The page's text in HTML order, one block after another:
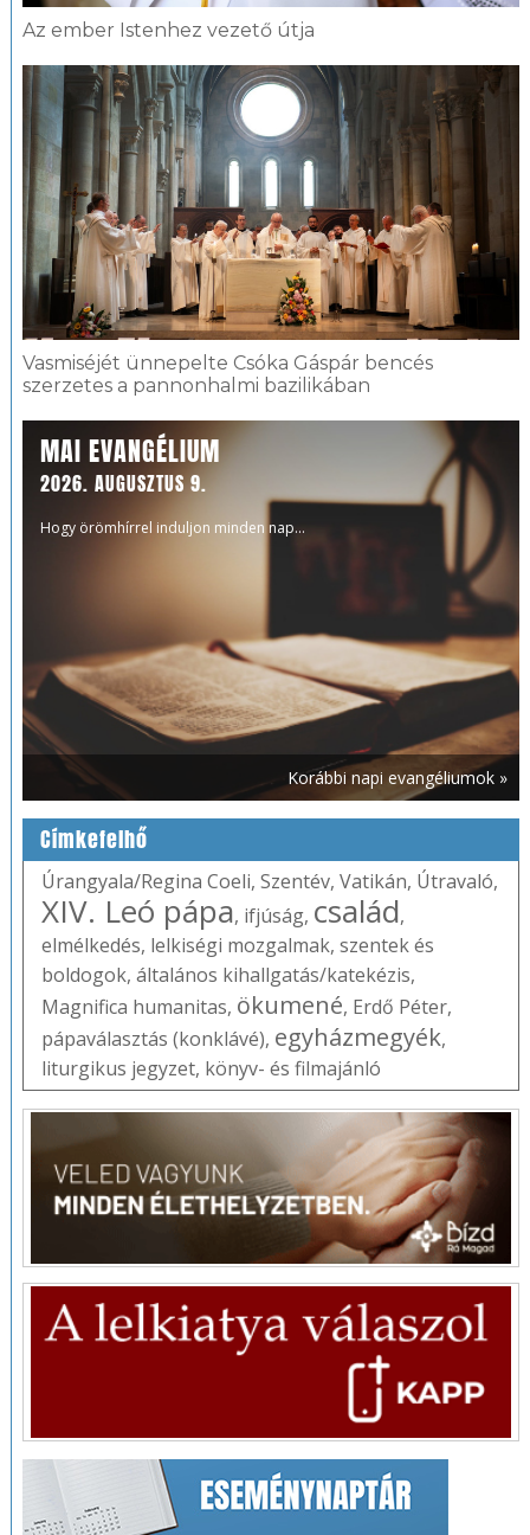
Az ember Istenhez vezető útja
Vasmiséjét ünnepelte Csóka Gáspár bencés
szerzetes a pannonhalmi bazilikában
MAI EVANGÉLIUM
2026. AUGUSZTUS 9.
Hogy örömhírrel induljon minden nap...
Korábbi napi evangéliumok »
Címkefelhő
Úrangyala/Regina Coeli, Szentév, Vatikán, Útravaló,
XIV. Leó pápa, ifjúság, család,
elmélkedés, lelkiségi mozgalmak, szentek és
boldogok, általános kihallgatás/katekézis,
Magnifica humanitas, ökumené, Erdő Péter,
pápaválasztás (konklávé), egyházmegyék,
liturgikus jegyzet, könyv- és filmajánló